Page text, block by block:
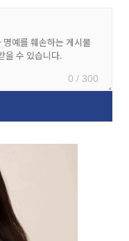
0 / 300